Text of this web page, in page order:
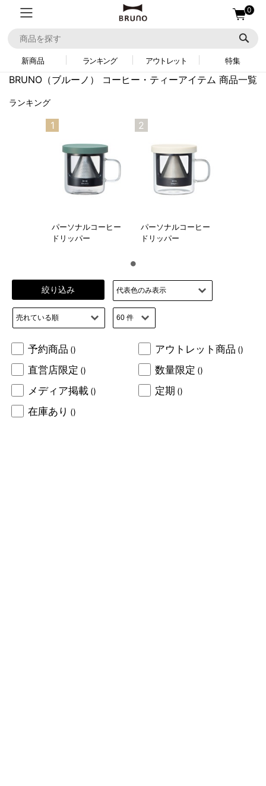
0
新商品 ランキング アウトレット 特集
BRUNO（ブルーノ） コーヒー・ティーアイテム 商品一覧
ランキング
1
パーソナルコーヒー
ドリッパー
2
パーソナルコーヒー
ドリッパー
絞り込み
予約商品 () アウトレット商品 ()
直営店限定 () 数量限定 ()
メディア掲載 () 定期 ()
在庫あり ()